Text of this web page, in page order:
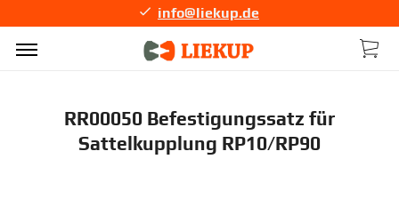
info@liekup.de
RR00050 Befestigungssatz für
Sattelkupplung RP10/RP90